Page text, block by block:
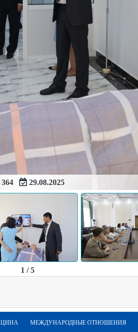
364 29.08.2025
1 / 5
МЕЖДУНАРОДНЫЕ ОТНОШЕНИЯ